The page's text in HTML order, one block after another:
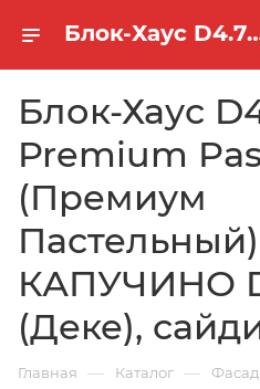
Блок-Хаус D4.7T Premium Pastel (Премиум
Блок-Хаус
Premium
(Премиум
Пастельный)
КАПУЧИНО
(Деке),
Главная — Каталог —